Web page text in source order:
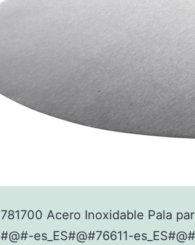
781700 Acero Inoxidable Pala
#@#-es_ES#@#76611-